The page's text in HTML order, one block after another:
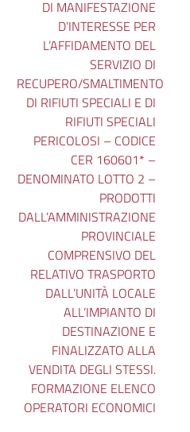
DI MANIFESTAZIONE
D’INTERESSE PER
L’AFFIDAMENTO DEL
SERVIZIO DI
RECUPERO/SMALTIMENTO
DI RIFIUTI SPECIALI E DI
RIFIUTI SPECIALI
PERICOLOSI – CODICE
CER 160601* –
DENOMINATO LOTTO 2 –
PRODOTTI
DALL’AMMINISTRAZIONE
PROVINCIALE
COMPRENSIVO DEL
RELATIVO TRASPORTO
DALL’UNITÀ LOCALE
ALL’IMPIANTO DI
DESTINAZIONE E
FINALIZZATO ALLA
VENDITA DEGLI STESSI.
FORMAZIONE ELENCO
OPERATORI ECONOMICI